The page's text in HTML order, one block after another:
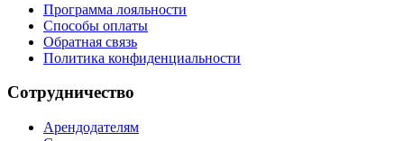
Программа лояльности
Способы оплаты
Обратная связь
Политика конфиденциальности
Сотрудничество
Арендодателям